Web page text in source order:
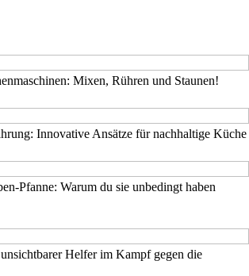
Mixen, Rühren und Staunen!
Innovative Ansätze für nachhaltige Küche
Pfanne: Warum du sie unbedingt haben
Helfer im Kampf gegen die